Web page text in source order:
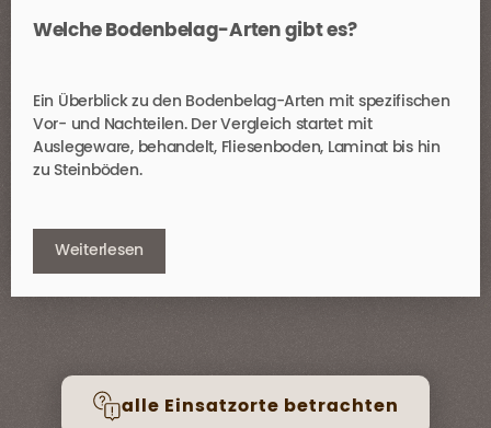
Welche Bodenbelag-Arten gibt es?
Ein Überblick zu den Bodenbelag-Arten mit spezifischen
Vor- und Nachteilen. Der Vergleich startet mit
Auslegeware, behandelt, Fliesenboden, Laminat bis hin
zu Steinböden.
Weiterlesen
alle Einsatzorte betrachten